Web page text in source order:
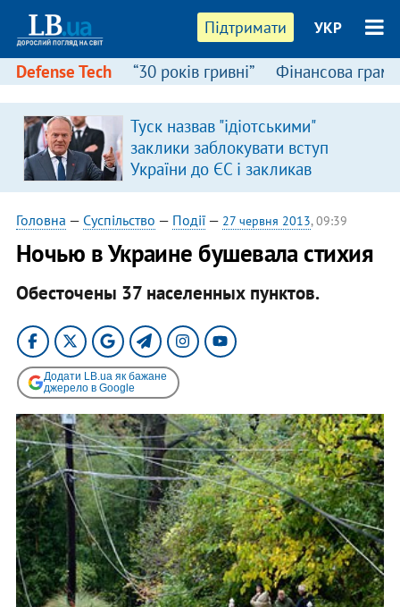
Підтримати УКР
Defense Tech “30 років гривні” Фінансова
Туск назвав "ідіотськими"
заклики заблокувати вступ
України до ЄС і закликав
припинити антиукраїнську
риторику
Головна — Суспільство — Події— 27 червня 2013, 09:39
Ночью в Украине бушевала стихия
Обесточены 37 населенных пунктов.
Додати LB.ua як бажане
джерело в Google